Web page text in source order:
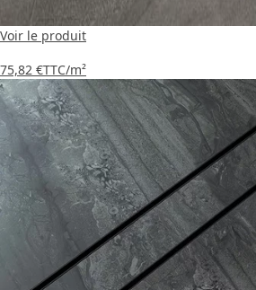
Voir le produit
75,82 €TTC/m²